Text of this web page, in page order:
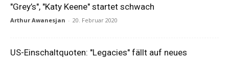
"Grey’s", "Katy Keene" startet schwach
Arthur Awanesjan - 20. Februar 2020
US-Einschaltquoten: "Legacies" fällt auf neues